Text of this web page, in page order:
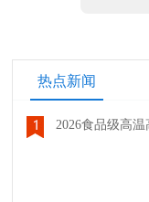
热点新闻
2026食品级高